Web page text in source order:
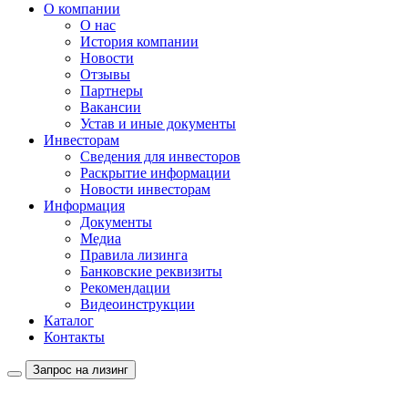
О компании
О нас
История компании
Новости
Отзывы
Партнеры
Вакансии
Устав и иные документы
Инвесторам
Сведения для инвесторов
Раскрытие информации
Новости инвесторам
Информация
Документы
Медиа
Правила лизинга
Банковские реквизиты
Рекомендации
Видеоинструкции
Каталог
Контакты
Запрос на лизинг